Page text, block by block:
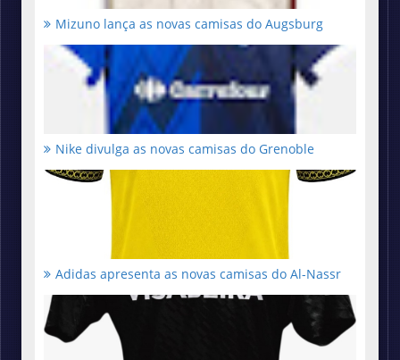
Mizuno lança as novas camisas do Augsburg
Nike divulga as novas camisas do Grenoble
Adidas apresenta as novas camisas do Al-Nassr